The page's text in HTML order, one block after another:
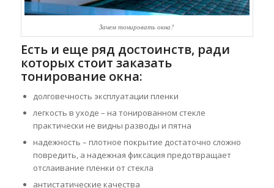
Зачем тонировать окна?
Есть и еще ряд достоинств, ради
которых стоит заказать
тонирование окна:
долговечность эксплуатации пленки
легкость в уходе – на тонированном стекле
практически не видны разводы и пятна
надежность – плотное покрытие достаточно сложно
повредить, а надежная фиксация предотвращает
отслаивание пленки от стекла
антистатические качества